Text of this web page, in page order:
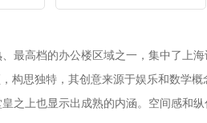
最高档的办公楼区域之一，集中了上
构思独特，其创意来源于娱乐和数学
之上也显示出成熟的内涵。空间感和